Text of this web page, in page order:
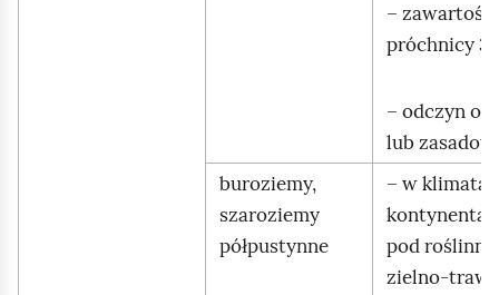
– zawartość
próchnicy
– odczyn
lub
buroziemy,
szaroziemy
półpustynne
– w
pod